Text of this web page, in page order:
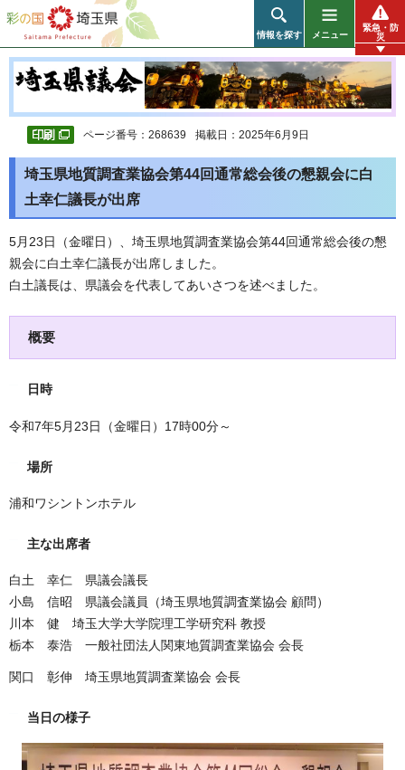
彩の国 埼玉県
情報を探す メニュー
緊急・防
災
ページ番号：268639 掲載日：2025年6月9日
埼玉県地質調査業協会第44回通常総会後の懇親会に白
土幸仁議長が出席
5月23日（金曜日）、埼玉県地質調査業協会第44回通常総会後の懇
親会に白土幸仁議長が出席しました。
白土議長は、県議会を代表してあいさつを述べました。
概要
日時
令和7年5月23日（金曜日）17時00分～
場所
浦和ワシントンホテル
主な出席者
白土 幸仁 県議会議長
小島 信昭 県議会議員（埼玉県地質調査業協会 顧問）
川本 健 埼玉大学大学院理工学研究科 教授
栃本 泰浩 一般社団法人関東地質調査業協会 会長
関口 彰伸 埼玉県地質調査業協会 会長
当日の様子